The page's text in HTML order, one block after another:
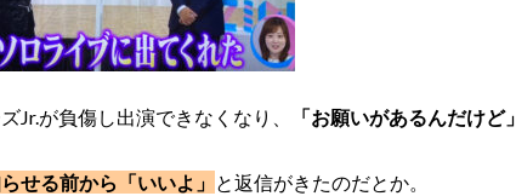
Jr.が負傷し出演できなくなり、 「お願いがあるんだけど」
せる前から「いいよ」 と返信がきたのだとか。